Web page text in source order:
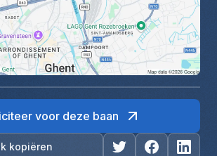
kopiëren
voor deze baan